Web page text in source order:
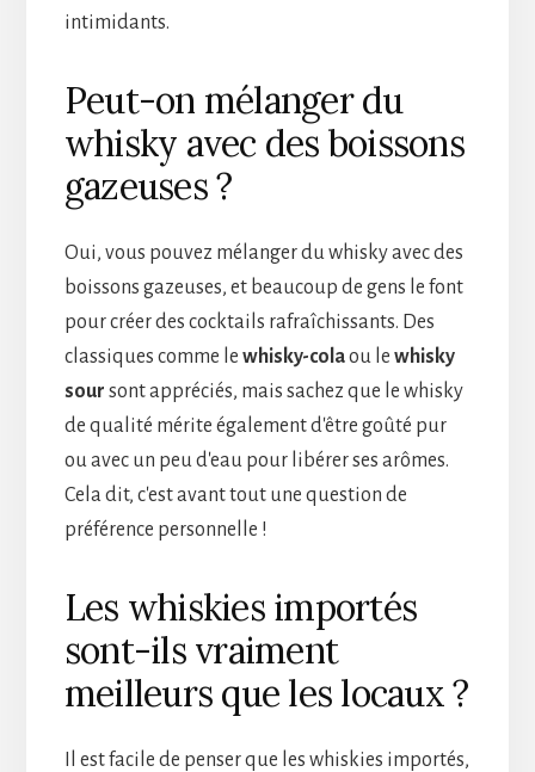
intimidants.
Peut-on mélanger du
whisky avec des boissons
gazeuses ?
Oui, vous pouvez mélanger du whisky avec des
boissons gazeuses, et beaucoup de gens le font
pour créer des cocktails rafraîchissants. Des
classiques comme le whisky-colaou le whisky
sour sont appréciés, mais sachez que le whisky
de qualité mérite également d'être goûté pur
ou avec un peu d'eau pour libérer ses arômes.
Cela dit, c'est avant tout une question de
préférence personnelle !
Les whiskies importés
sont-ils vraiment
meilleurs que les locaux ?
Il est facile de penser que les whiskies importés,